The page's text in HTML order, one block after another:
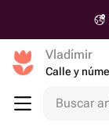
Vladímir
Calle y
Buscar